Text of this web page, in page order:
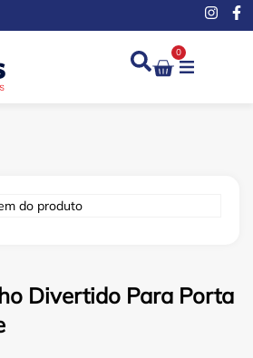
0
Divertido Para Porta